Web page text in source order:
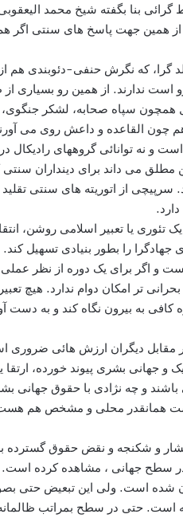
گرائی بنا بگفته شیخ محمد
همین جهت پاسخ های سنتی اگر هم
که نگرش حنفی-دئوبندی هم از
است ندارند. از همین رو بسیاری از
همچون سپاه صحابه، لشکر
القاعده و داعش روی می
نه توانائی گروههای رادیکال
می داند برای دینداران سنتی
از اتوریته های سنتی تقلید
تئوری یا تعبیر اسلامی روشن،
جهادگرا را بطور بنیادی تسهیل
و اگر برای یک دوره از نظر عملی
تر امکان دوام ندارد. هیچ
کافی به بیرون نگاه کند و به
مقابل دیگران ارزش هائی
جهانی بشری پیوند خورده، ارتقا
و چه نژادی با حقوق جهانی
همانقدر محلی و مشخص هم هست
فشار و شکنجه و نقض حقوق
در سطح جهانی ، مشاهده کرده
شده است. ولی این تبعیض حتی
است. حتی در سطح بمراتب